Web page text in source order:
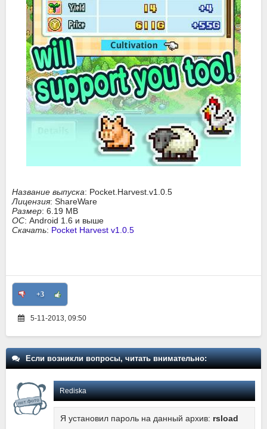
Название выпуска: Pocket.Harvest.v1.0.5
Лицензия: ShareWare
Размер: 6.19 MB
ОС: Android 1.6 и выше
Скачать: Pocket Harvest v1.0.5
+3
5-11-2013, 09:50
Если возникли вопросы, читать внимательно:
Rediska
Я установил пароль на данный архив: rsload